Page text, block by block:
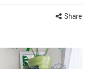
Share